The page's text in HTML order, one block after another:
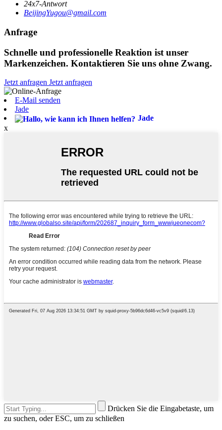
24x7-Antwort
BeijingYugou@gmail.com
Anfrage
Schnelle und professionelle Reaktion ist unser
Markenzeichen. Kontaktieren Sie uns ohne Zwang.
Jetzt anfragen Jetzt anfragen
E-Mail senden
Jade
Jade
x
Drücken Sie die Eingabetaste, um
zu suchen, oder ESC, um zu schließen